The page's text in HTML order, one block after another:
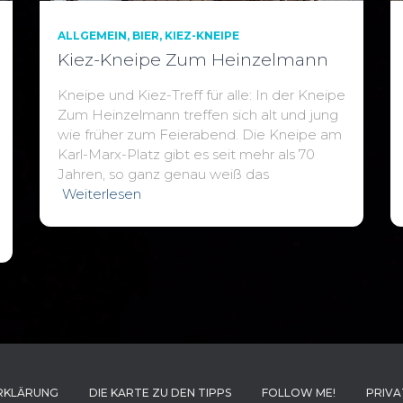
ALLGEMEIN BIER KIEZ-KNEIPE
Kiez-Kneipe Zum Heinzelmann
Kneipe und Kiez-Treff für alle: In der Kneipe
Zum Heinzelmann treffen sich alt und jung
wie früher zum Feierabend. Die Kneipe am
Karl-Marx-Platz gibt es seit mehr als 70
Jahren, so ganz genau weiß das
Weiterlesen
DIE KARTE ZU DEN TIPPS FOLLOW ME!